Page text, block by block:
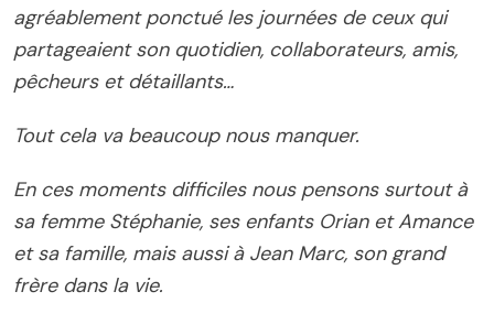
agréablement ponctué les journées de ceux qui
partageaient son quotidien, collaborateurs, amis,
pêcheurs et détaillants…
Tout cela va beaucoup nous manquer.
En ces moments difficiles nous pensons surtout à
sa femme Stéphanie, ses enfants Orian et Amance
et sa famille, mais aussi à Jean Marc, son grand
frère dans la vie.